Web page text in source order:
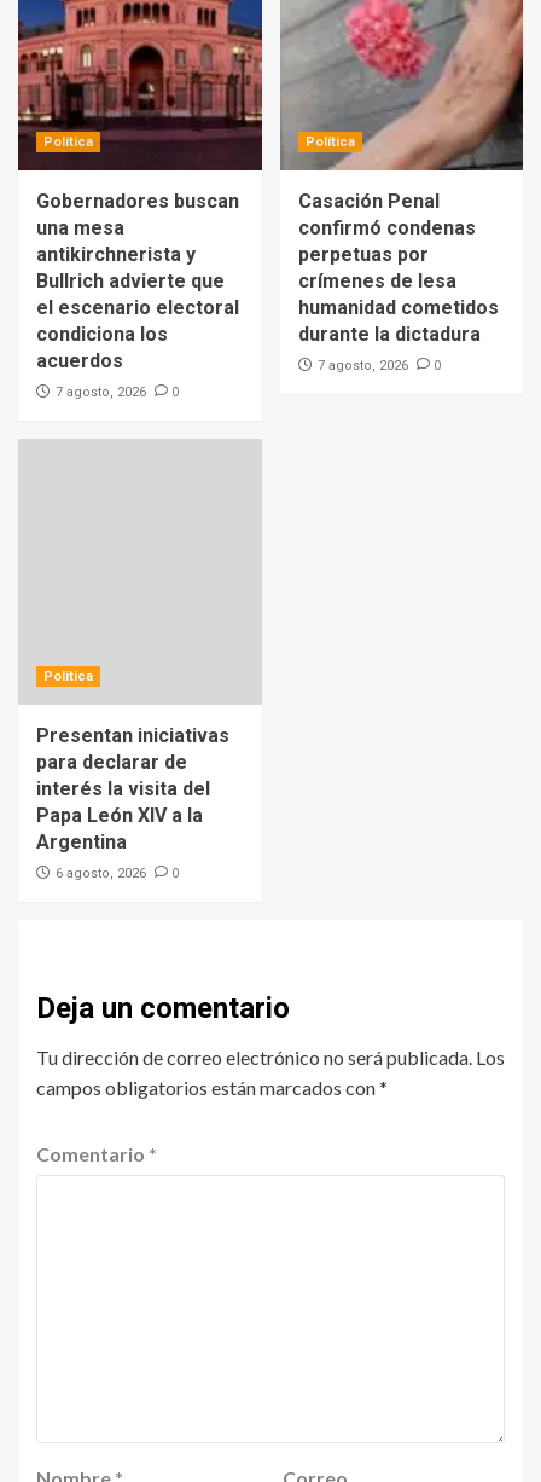
Política
Gobernadores buscan
una mesa
antikirchnerista y
Bullrich advierte que
el escenario electoral
condiciona los
acuerdos
7 agosto, 2026 0
Política
Casación Penal
confirmó condenas
perpetuas por
crímenes de lesa
humanidad cometidos
durante la dictadura
7 agosto, 2026 0
Política
Presentan iniciativas
para declarar de
interés la visita del
Papa León XIV a la
Argentina
6 agosto, 2026 0
Deja un comentario
Tu dirección de correo electrónico no será publicada. Los
campos obligatorios están marcados con*
Comentario *
Nombre * Correo